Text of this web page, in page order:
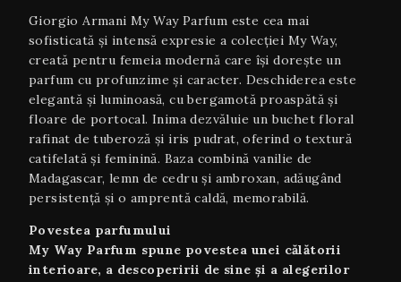
Giorgio Armani My Way Parfum este cea mai
sofisticată și intensă expresie a colecției My Way,
creată pentru femeia modernă care își dorește un
parfum cu profunzime și caracter. Deschiderea este
elegantă și luminoasă, cu bergamotă proaspătă și
floare de portocal. Inima dezvăluie un buchet floral
rafinat de tuberoză și iris pudrat, oferind o textură
catifelată și feminină. Baza combină vanilie de
Madagascar, lemn de cedru și ambroxan, adăugând
persistență și o amprentă caldă, memorabilă.
Povestea parfumului
My Way Parfum spune povestea unei călătorii
interioare, a descoperirii de sine și a alegerilor